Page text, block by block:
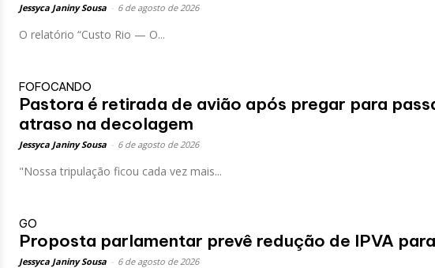
Jessyca Janiny Sousa 6 de agosto de 2026
O relatório “Custo Rio — O...
FOFOCANDO
Pastora é retirada de avião após pregar para
atraso na decolagem
Jessyca Janiny Sousa 6 de agosto de 2026
"Nossa tripulação ficou cada vez mais...
GO
Proposta parlamentar prevê redução de IPVA
Jessyca Janiny Sousa 6 de agosto de 2026